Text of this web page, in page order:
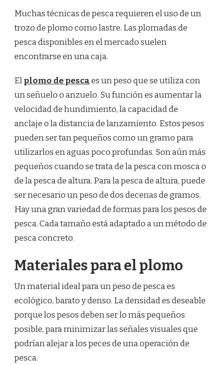
ABRE
UNA
DE
Muchas técnicas de pesca requieren el uso de un
trozo de plomo como lastre. Las plomadas de
pesca disponibles en el mercado suelen
encontrarse en una caja.
Elplomo de pescaes un peso que se utiliza con
un señuelo o anzuelo. Su función es aumentar la
velocidad de hundimiento, la capacidad de
anclaje o la distancia de lanzamiento. Estos pesos
pueden ser tan pequeños como un gramo para
utilizarlos en aguas poco profundas. Son aún más
pequeños cuando se trata de la pesca con mosca o
de la pesca de altura. Para la pesca de altura, puede
ser necesario un peso de dos decenas de gramos.
Hay una gran variedad de formas para los pesos de
pesca. Cada tamaño está adaptado a un método de
pesca concreto.
Materiales para el plomo
Un material ideal para un peso de pesca es
ecológico, barato y denso. La densidad es deseable
porque los pesos deben ser lo más pequeños
posible, para minimizar las señales visuales que
podrían alejar a los peces de una operación de
pesca.